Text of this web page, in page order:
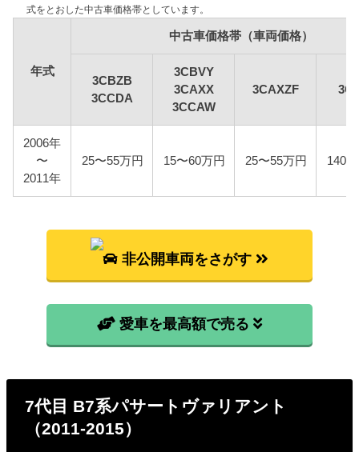
標準税額 13年経過
3CCDA
1500kg以下：12,300円
3CCAW
16,400円
3CAXZF
検費用を50,000円としています。
自賠責
ますので、自賠責の金額は10,775円となります。
燃料代
年間10,000km走行、ハイオク1Lあたり140円を前提
式をとおした中古車価格帯としています。
年式
中古車価格帯（車両価格）
3CBZB
3CCDA
3CBVY
3CAXX
3CCAW
3CAXZF
2006年
〜
2011年
25〜55万円 15〜60万円 25〜55万円 140
非公開車両をさがす
愛車を最高額で売る
7代目 B7系パサートヴァリアント
（2011-2015）